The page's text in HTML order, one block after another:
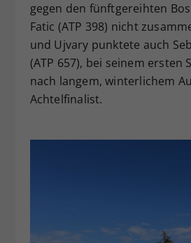
gegen den fünftgereihten
Fatic (ATP 398) nicht
und Ujvary punktete auch
(ATP 657), bei seinem ersten
nach langem, winterlichem
Achtelfinalist.